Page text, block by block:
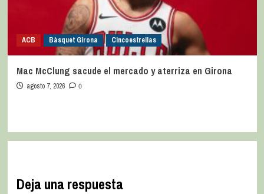
ACB Bàsquet Girona Cincoestrellas
Mac McClung sacude el mercado y aterriza en Girona
agosto 7, 2026 0
Deja una respuesta